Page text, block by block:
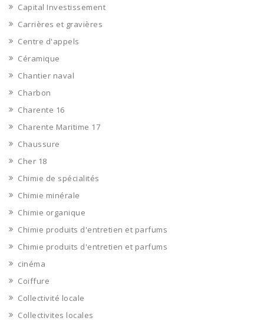
Capital Investissement
Carrières et gravières
Centre d'appels
Céramique
Chantier naval
Charbon
Charente 16
Charente Maritime 17
Chaussure
Cher 18
Chimie de spécialités
Chimie minérale
Chimie organique
Chimie produits d'entretien et parfums
Chimie produits d'entretien et parfums
cinéma
Coiffure
Collectivité locale
Collectivites locales